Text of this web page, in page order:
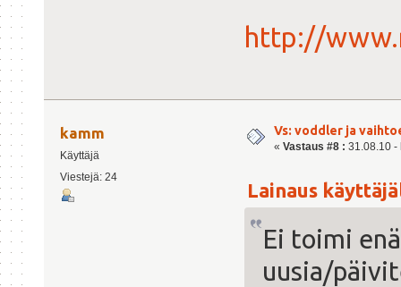
http://
kamm
Käyttäjä
Viestejä: 24
Vs: voddler ja
« Vastaus #8 : 31.08.10 -
Lainaus
Ei toimi
uusia/